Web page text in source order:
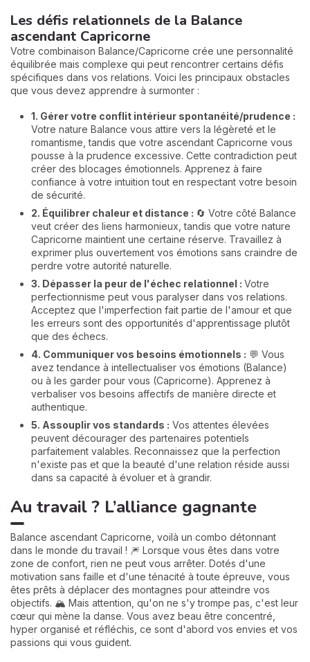
Les défis relationnels de la Balance
ascendant Capricorne
Votre combinaison Balance/Capricorne crée une personnalité
équilibrée mais complexe qui peut rencontrer certains défis
spécifiques dans vos relations. Voici les principaux obstacles
que vous devez apprendre à surmonter :
1. Gérer votre conflit intérieur spontanéité/prudence :
Votre nature Balance vous attire vers la légèreté et le
romantisme, tandis que votre ascendant Capricorne vous
pousse à la prudence excessive. Cette contradiction peut
créer des blocages émotionnels. Apprenez à faire
confiance à votre intuition tout en respectant votre besoin
de sécurité.
2. Équilibrer chaleur et distance : 🔄 Votre côté Balance
veut créer des liens harmonieux, tandis que votre nature
Capricorne maintient une certaine réserve. Travaillez à
exprimer plus ouvertement vos émotions sans craindre de
perdre votre autorité naturelle.
3. Dépasser la peur de l'échec relationnel : Votre
perfectionnisme peut vous paralyser dans vos relations.
Acceptez que l'imperfection fait partie de l'amour et que
les erreurs sont des opportunités d'apprentissage plutôt
que des échecs.
4. Communiquer vos besoins émotionnels : 💬 Vous
avez tendance à intellectualiser vos émotions (Balance)
ou à les garder pour vous (Capricorne). Apprenez à
verbaliser vos besoins affectifs de manière directe et
authentique.
5. Assouplir vos standards : Vos attentes élevées
peuvent décourager des partenaires potentiels
parfaitement valables. Reconnaissez que la perfection
n'existe pas et que la beauté d'une relation réside aussi
dans sa capacité à évoluer et à grandir.
Au travail ? L’alliance gagnante
Balance ascendant Capricorne, voilà un combo détonnant
dans le monde du travail ! 🎆 Lorsque vous êtes dans votre
zone de confort, rien ne peut vous arrêter. Dotés d'une
motivation sans faille et d'une ténacité à toute épreuve, vous
êtes prêts à déplacer des montagnes pour atteindre vos
objectifs. 🏔️ Mais attention, qu'on ne s'y trompe pas, c'est leur
cœur qui mène la danse. Vous avez beau être concentré,
hyper organisé et réfléchis, ce sont d'abord vos envies et vos
passions qui vous guident.